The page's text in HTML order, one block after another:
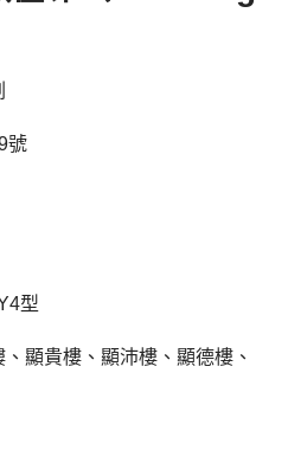
號
型
顯貴樓、顯沛樓、顯德樓、